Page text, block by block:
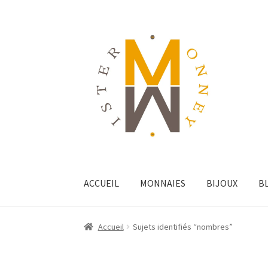
ACCUEIL MONNAIES BIJOUX
Accueil Sujets identifiés “nombres”